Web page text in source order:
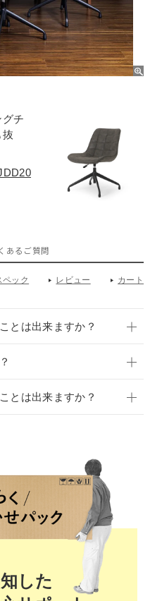
チ
抜
あるご質問
ペック レビュー カート
とは出来ますか？
とは出来ますか？
した